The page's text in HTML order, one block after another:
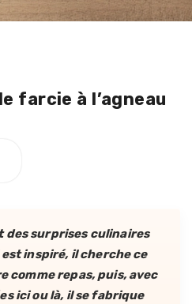
farcie à l’agneau
farcie à l’agneau
des surprises culinaires
inspiré, il cherche ce
comme repas, puis, avec
ici ou là, il se fabrique